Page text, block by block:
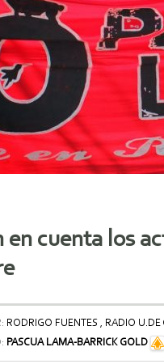
en cuenta los
RODRIGO FUENTES , RADIO U.DE
PASCUA LAMA-BARRICK GOLD